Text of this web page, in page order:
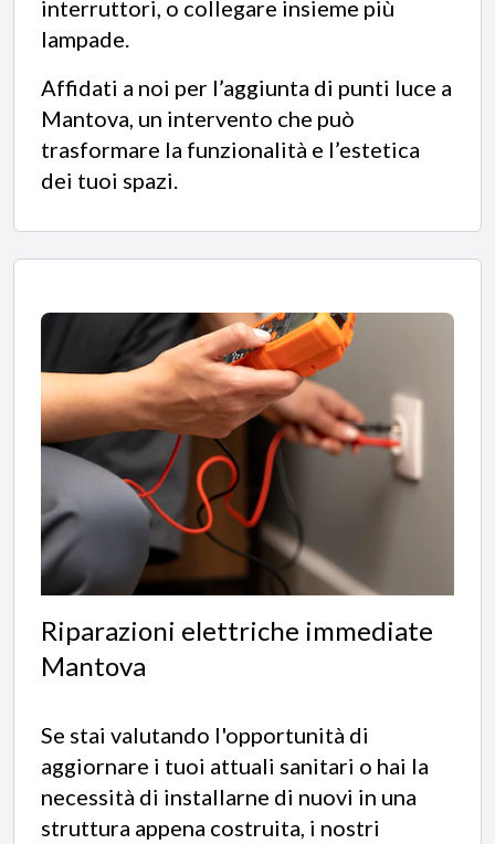
interruttori, o collegare insieme più
lampade.
Affidati a noi per l’aggiunta di punti luce a
Mantova, un intervento che può
trasformare la funzionalità e l’estetica
dei tuoi spazi.
Riparazioni elettriche immediate
Mantova
Se stai valutando l'opportunità di
aggiornare i tuoi attuali sanitari o hai la
necessità di installarne di nuovi in una
struttura appena costruita, i nostri